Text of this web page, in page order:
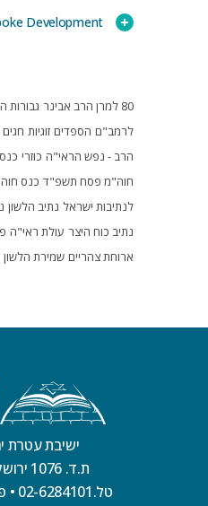
Development
80 למרן הרב אבינר גבורות
לרמב"ם הספדים זוגיות חגים
הרב - נפש הראי"ה כוזרי
חוה"מ פסח תשפ"ד כנס
לנתיבות ישראל נתיב הלשון
נתיב כוח היצר עולת ראי"ה
ארוחת צהריים שמירת הלשון
ישיבת עטרת
ת.ד. 1076 ירושלים 9100902
טל.02-6284101
•